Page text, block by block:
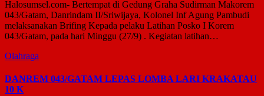
Halosumsel.com- Bertempat di Gedung Graha Sudirman Makorem
043/Gatam, Danrindam II/Sriwijaya, Kolonel Inf Agung Pambudi
melaksanakan Brifing Kepada pelaku Latihan Posko I Korem
043/Gatam, pada hari Minggu (27/9) . Kegiatan latihan…
Olahraga
DANREM 043/GATAM LEPAS LOMBA LARI KRAKATAU
10 K